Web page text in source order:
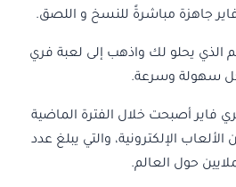
جاهزة مباشرةً للنسخ و اللصق.
الذي يحلو لك واذهب إلى لعبة فري
كل سهولة وسرعة.
فاير أصبحت خلال الفترة الماضية
الإلكترونية، والتي يبلغ عدد
حول العالم.